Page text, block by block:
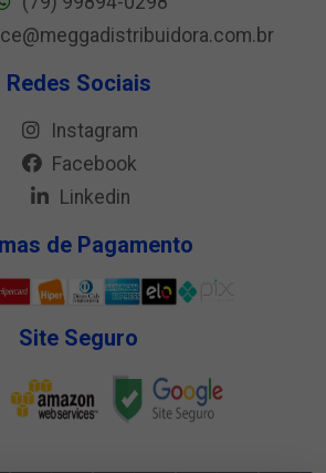
Redes Sociais
Instagram
Facebook
Linkedin
de Pagamento
Site Seguro